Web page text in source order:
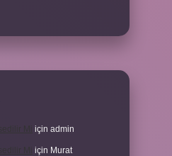
için admin
için Murat